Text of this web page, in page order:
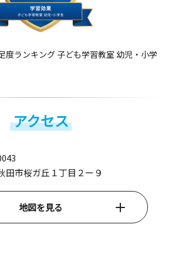
度ランキング 子ども学習教室 幼児・小学
アクセス
田市桜ガ丘１丁目２ー９
地図を見る